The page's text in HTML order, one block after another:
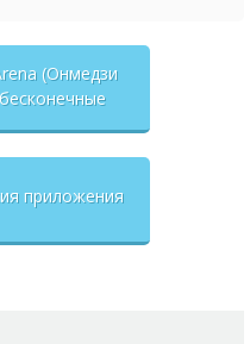
(Онмедзи
приложения